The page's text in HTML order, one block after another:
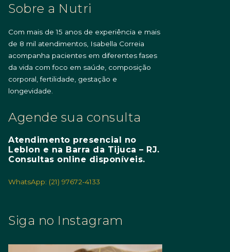
Sobre a Nutri
Com mais de 15 anos de experiência e mais
de 8 mil atendimentos, Isabella Correia
acompanha pacientes em diferentes fases
da vida com foco em saúde, composição
corporal, fertilidade, gestação e
longevidade.
Agende sua consulta
Atendimento presencial no
Leblon e na Barra da Tijuca – RJ.
Consultas online disponíveis.
WhatsApp: (21) 97672-4133
Siga no Instagram